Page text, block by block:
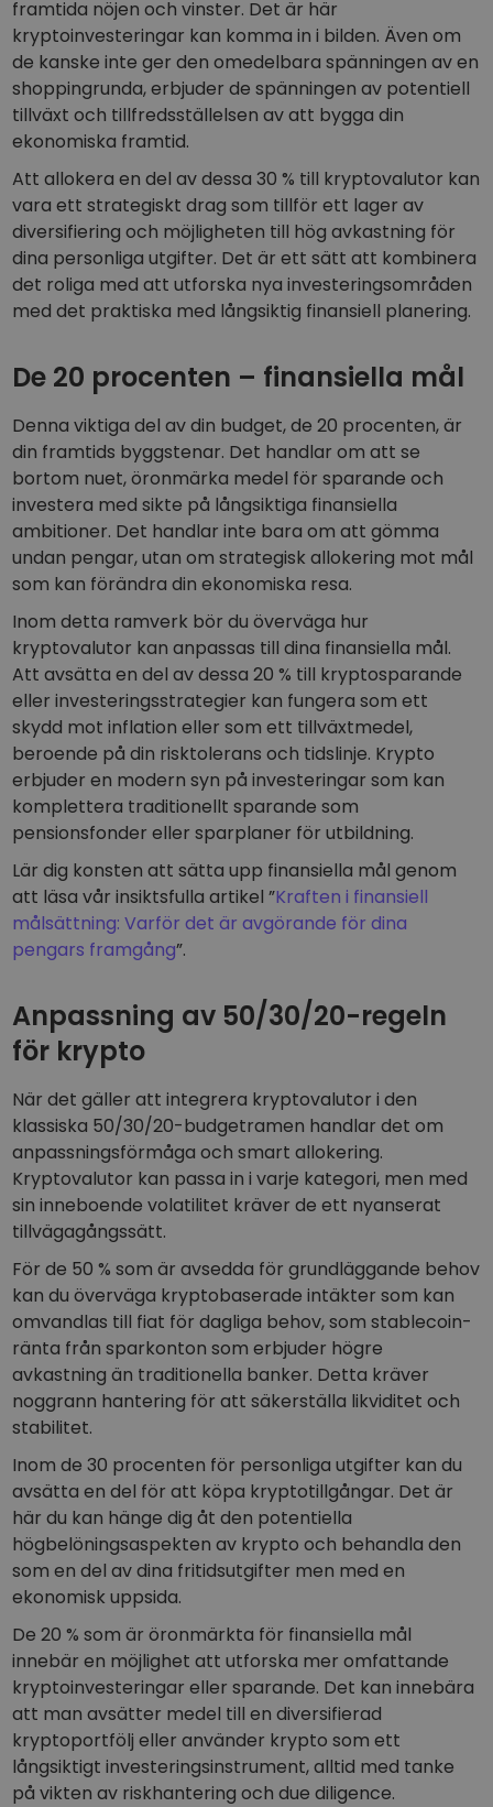
framtida nöjen och vinster. Det är här
kryptoinvesteringar kan komma in i bilden. Även om
de kanske inte ger den omedelbara spänningen av en
shoppingrunda, erbjuder de spänningen av potentiell
tillväxt och tillfredsställelsen av att bygga din
ekonomiska framtid.
Att allokera en del av dessa 30 % till kryptovalutor kan
vara ett strategiskt drag som tillför ett lager av
diversifiering och möjligheten till hög avkastning för
dina personliga utgifter. Det är ett sätt att kombinera
det roliga med att utforska nya investeringsområden
med det praktiska med långsiktig finansiell planering.
De 20 procenten – finansiella mål
Denna viktiga del av din budget, de 20 procenten, är
din framtids byggstenar. Det handlar om att se
bortom nuet, öronmärka medel för sparande och
investera med sikte på långsiktiga finansiella
ambitioner. Det handlar inte bara om att gömma
undan pengar, utan om strategisk allokering mot mål
som kan förändra din ekonomiska resa.
Inom detta ramverk bör du överväga hur
kryptovalutor kan anpassas till dina finansiella mål.
Att avsätta en del av dessa 20 % till kryptosparande
eller investeringsstrategier kan fungera som ett
skydd mot inflation eller som ett tillväxtmedel,
beroende på din risktolerans och tidslinje. Krypto
erbjuder en modern syn på investeringar som kan
komplettera traditionellt sparande som
pensionsfonder eller sparplaner för utbildning.
Lär dig konsten att sätta upp finansiella mål genom
att läsa vår insiktsfulla artikel ”Kraften i finansiell
målsättning: Varför det är avgörande för dina
pengars framgång”.
Anpassning av 50/30/20-regeln
för krypto
När det gäller att integrera kryptovalutor i den
klassiska 50/30/20-budgetramen handlar det om
anpassningsförmåga och smart allokering.
Kryptovalutor kan passa in i varje kategori, men med
sin inneboende volatilitet kräver de ett nyanserat
tillvägagångssätt.
För de 50 % som är avsedda för grundläggande behov
kan du överväga kryptobaserade intäkter som kan
omvandlas till fiat för dagliga behov, som stablecoin-
ränta från sparkonton som erbjuder högre
avkastning än traditionella banker. Detta kräver
noggrann hantering för att säkerställa likviditet och
stabilitet.
Inom de 30 procenten för personliga utgifter kan du
avsätta en del för att köpa kryptotillgångar. Det är
här du kan hänge dig åt den potentiella
högbelöningsaspekten av krypto och behandla den
som en del av dina fritidsutgifter men med en
ekonomisk uppsida.
De 20 % som är öronmärkta för finansiella mål
innebär en möjlighet att utforska mer omfattande
kryptoinvesteringar eller sparande. Det kan innebära
att man avsätter medel till en diversifierad
kryptoportfölj eller använder krypto som ett
långsiktigt investeringsinstrument, alltid med tanke
på vikten av riskhantering och due diligence.